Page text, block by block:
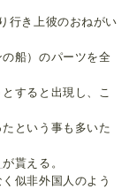
行き上彼のおねがい
船）のパーツを全
すると出現し、こ
という事も多いた
が貰える。
似非外国人のよう